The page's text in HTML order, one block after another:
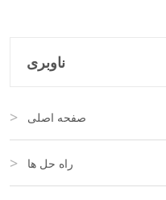
ناوبری
صفحه اصلی
راه حل ها